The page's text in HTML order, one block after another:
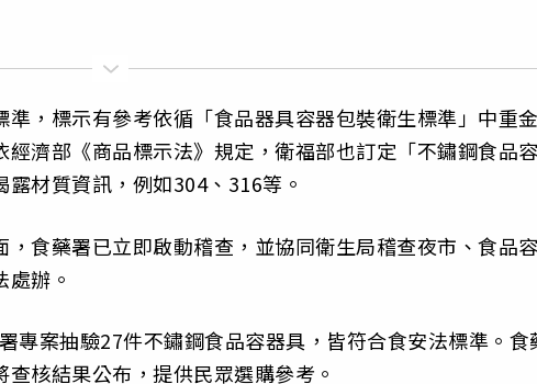
，標示有參考依循「食品器具容器包裝衛生標準」中重金
濟部《商品標示法》規定，衛福部也訂定「不鏽鋼食品容
材質資訊，例如304、316等。
食藥署已立即啟動稽查，並協同衛生局稽查夜市、食品容
辦。
專案抽驗27件不鏽鋼食品容器具，皆符合食安法標準。食
核結果公布，提供民眾選購參考。